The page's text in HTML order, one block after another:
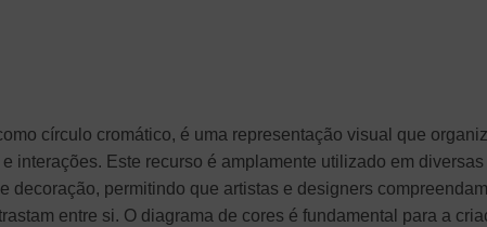
círculo cromático, é uma representação visual que
interações. Este recurso é amplamente utilizado em diversas
decoração, permitindo que artistas e designers compreendam
entre si. O diagrama de cores é fundamental para a